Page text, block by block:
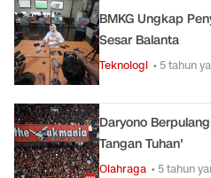
BMKG Ungkap
Sesar Balanta
Teknologi • 5 tahun
Daryono
Tangan Tuhan'
Olahraga • 5 tahun